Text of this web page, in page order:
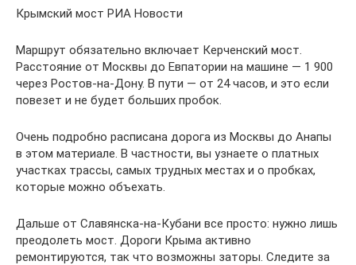
Крымский мост РИА Новости
Маршрут обязательно включает Керченский мост.
Расстояние от Москвы до Евпатории на машине — 1 900
через Ростов-на-Дону. В пути — от 24 часов, и это если
повезет и не будет больших пробок.
Очень подробно расписана дорога из Москвы до Анапы
в этом материале. В частности, вы узнаете о платных
участках трассы, самых трудных местах и о пробках,
которые можно объехать.
Дальше от Славянска-на-Кубани все просто: нужно лишь
преодолеть мост. Дороги Крыма активно
ремонтируются, так что возможны заторы. Следите за